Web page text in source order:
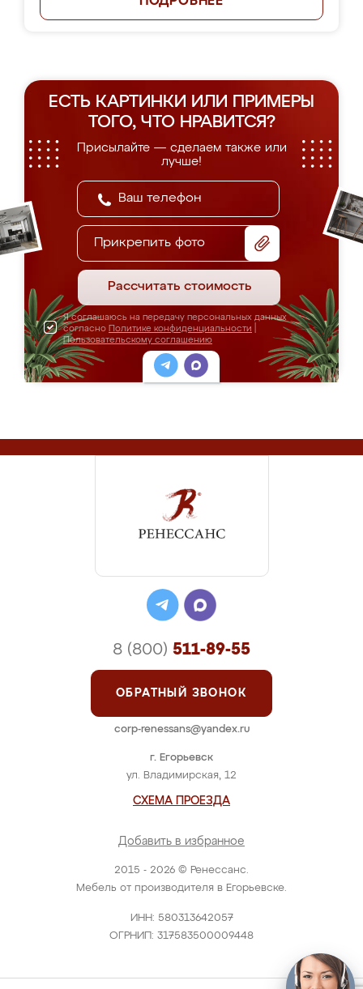
ЕСТЬ КАРТИНКИ ИЛИ ПРИМЕРЫ
ТОГО, ЧТО НРАВИТСЯ?
Присылайте — сделаем также или
лучше!
Прикрепить фото
Рассчитать стоимость
Я соглашаюсь на передачу персональных данных
согласно Политике конфиденциальности
Пользовательскому соглашению
2015 - 2026 © Ренессанс.
Мебель от производителя в Егорьевске.
ИНН: 580313642057
ОГРНИП: 317583500009448
г. Егорьевск
ул. Владимирская, 12
СХЕМА ПРОЕЗДА
Добавить в избранное
8 (800) 511-89-55
ОБРАТНЫЙ ЗВОНОК
corp-renessans@yandex.ru